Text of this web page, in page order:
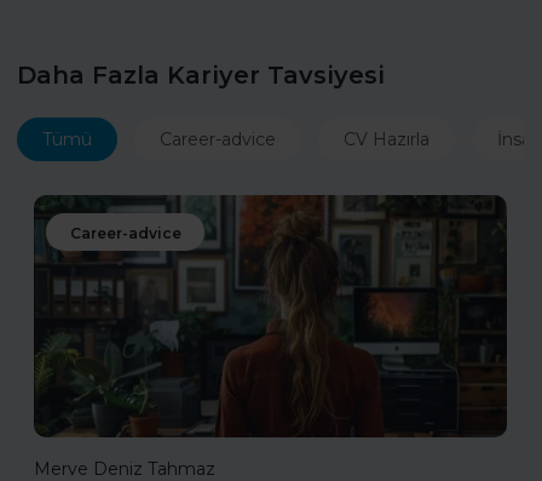
Daha Fazla Kariyer Tavsiyesi
Tümü Career-advice CV Hazırla
Career-advice
Merve Deniz Tahmaz